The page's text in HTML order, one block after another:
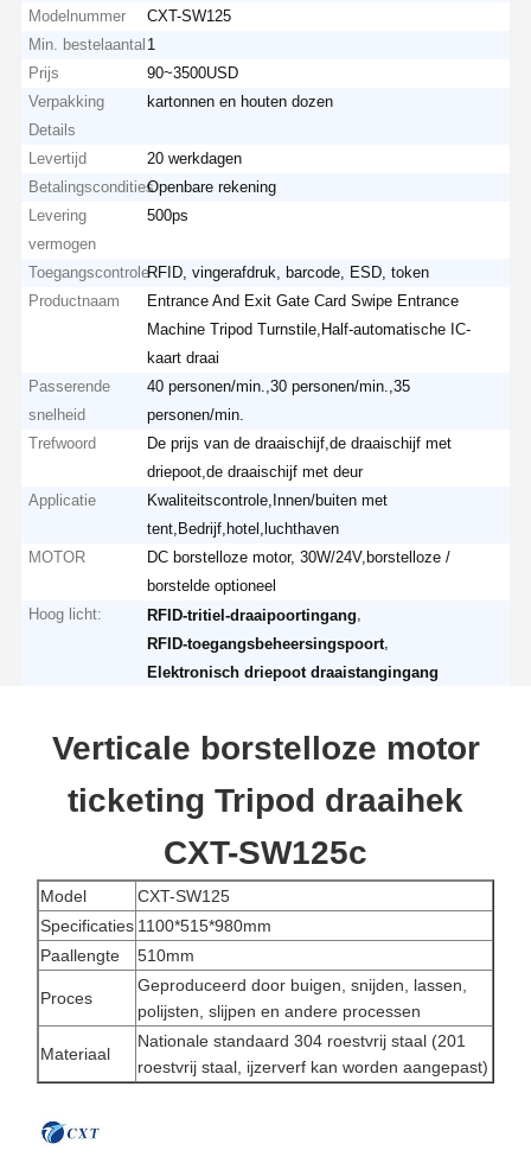
Modelnummer
CXT-SW125
Min. bestelaantal 1
Prijs
90~3500USD
Verpakking
Details
kartonnen en houten dozen
Levertijd
20 werkdagen
BetalingsconditiesOpenbare rekening
Levering
vermogen
500ps
ToegangscontroleRFID, vingerafdruk, barcode, ESD, token
Productnaam
Entrance And Exit Gate Card Swipe Entrance
Machine Tripod Turnstile,Half-automatische IC-
kaart draai
Passerende
snelheid
40 personen/min.,30 personen/min.,35
personen/min.
Trefwoord
De prijs van de draaischijf,de draaischijf met
driepoot,de draaischijf met deur
Applicatie
Kwaliteitscontrole,Innen/buiten met
tent,Bedrijf,hotel,luchthaven
MOTOR
DC borstelloze motor, 30W/24V,borstelloze /
borstelde optioneel
Hoog licht:
RFID-tritiel-draaipoortingang
RFID-toegangsbeheersingspoort
Elektronisch driepoot draaistangingang
Verticale borstelloze motor
ticketing Tripod draaihek
CXT-SW125c
Model
CXT-SW125
Specificaties 1100*515*980mm
Paallengte
510mm
Proces
Geproduceerd door buigen, snijden, lassen,
polijsten, slijpen en andere processen
Materiaal
Nationale standaard 304 roestvrij staal (201
roestvrij staal, ijzerverf kan worden aangepast)